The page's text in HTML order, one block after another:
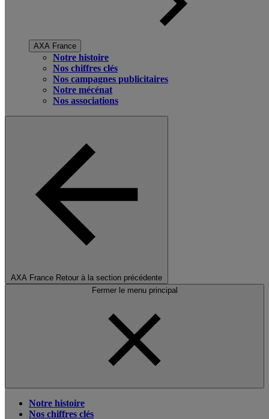
AXA France
Notre histoire
Nos chiffres clés
Nos campagnes publicitaires
Notre mécénat
Nos associations
AXA France Retour à la section précédente
Fermer le menu principal
Notre histoire
Nos chiffres clés